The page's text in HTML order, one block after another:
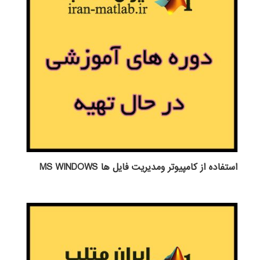
استفاده از كامپيوتر ومديريت فايل ها MS WINDOWS